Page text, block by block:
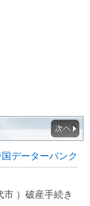
データーバンク
市 ）破産手続き